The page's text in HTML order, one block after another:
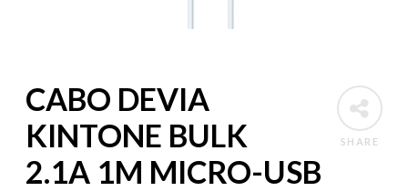
SHARE
CABO DEVIA
KINTONE BULK
2.1A 1M MICRO-USB